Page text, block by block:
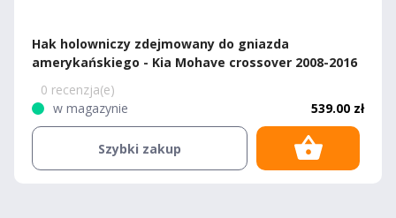
Hak holowniczy zdejmowany do gniazda
amerykańskiego - Kia Mohave crossover 2008-2016
0 recenzja(e)
w magazynie
539.00 zł
Szybki zakup